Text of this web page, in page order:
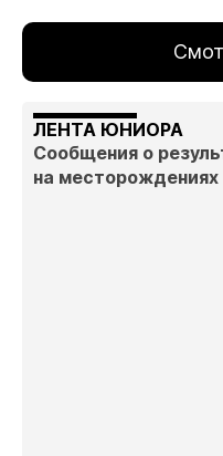
ЛЕНТА ЮНИОРА
Сообщения о
на месторождениях